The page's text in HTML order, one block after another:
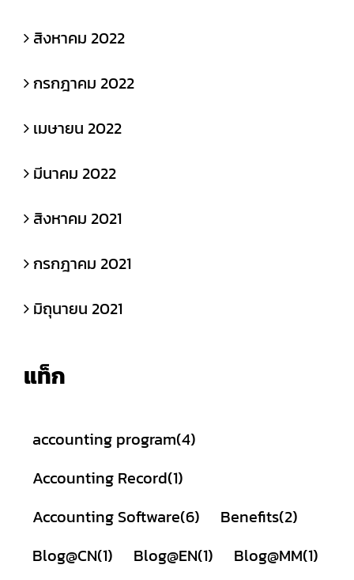
สิงหาคม 2022
กรกฎาคม 2022
เมษายน 2022
มีนาคม 2022
สิงหาคม 2021
กรกฎาคม 2021
มิถุนายน 2021
แท็ก
accounting program(4)
Accounting Record(1)
Accounting Software(6) Benefits(2)
Blog@CN(1) Blog@EN(1) Blog@MM(1)